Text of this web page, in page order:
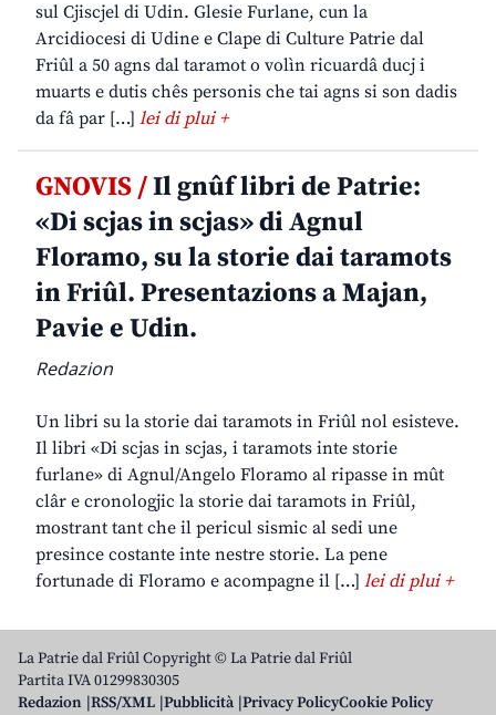
sul Cjiscjel di Udin. Glesie Furlane, cun la
Arcidiocesi di Udine e Clape di Culture Patrie dal
Friûl a 50 agns dal taramot o volìn ricuardâ ducj i
muarts e dutis chês personis che tai agns si son dadis
da fâ par […] lei di plui +
GNOVIS /Il gnûf libri de Patrie:
«Di scjas in scjas» di Agnul
Floramo, su la storie dai taramots
in Friûl. Presentazions a Majan,
Pavie e Udin.
Redazion
Un libri su la storie dai taramots in Friûl nol esisteve.
Il libri «Di scjas in scjas, i taramots inte storie
furlane» di Agnul/Angelo Floramo al ripasse in mût
clâr e cronologjic la storie dai taramots in Friûl,
mostrant tant che il pericul sismic al sedi une
presince costante inte nestre storie. La pene
fortunade di Floramo e acompagne il […] lei di plui +
La Patrie dal Friûl Copyright © La Patrie dal Friûl
Partita IVA 01299830305
Redazion RSS/XML Pubblicità Privacy PolicyCookie Policy